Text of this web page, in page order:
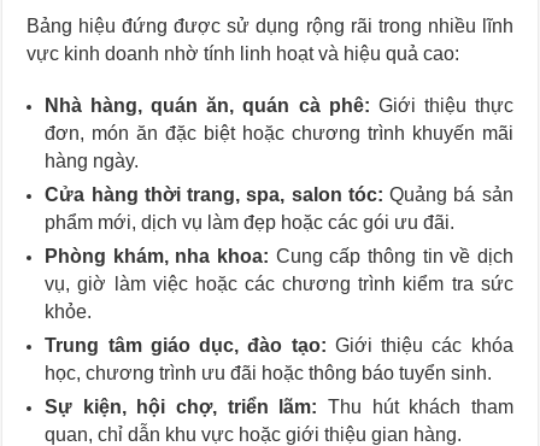
Bảng hiệu đứng được sử dụng rộng rãi trong nhiều lĩnh
vực kinh doanh nhờ tính linh hoạt và hiệu quả cao:
Nhà hàng, quán ăn, quán cà phê: Giới thiệu thực
đơn, món ăn đặc biệt hoặc chương trình khuyến mãi
hàng ngày.
Cửa hàng thời trang, spa, salon tóc: Quảng bá sản
phẩm mới, dịch vụ làm đẹp hoặc các gói ưu đãi.
Phòng khám, nha khoa: Cung cấp thông tin về dịch
vụ, giờ làm việc hoặc các chương trình kiểm tra sức
khỏe.
Trung tâm giáo dục, đào tạo: Giới thiệu các khóa
học, chương trình ưu đãi hoặc thông báo tuyển sinh.
Sự kiện, hội chợ, triển lãm: Thu hút khách tham
quan, chỉ dẫn khu vực hoặc giới thiệu gian hàng.